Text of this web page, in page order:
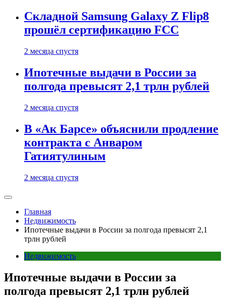
Складной Samsung Galaxy Z Flip8
прошёл сертификацию FCC
2 месяца спустя
Ипотечные выдачи в России за
полгода превысят 2,1 трлн рублей
2 месяца спустя
В «Ак Барсе» объяснили продление
контракта с Анваром
Гатиятулиным
2 месяца спустя
Главная
Недвижимость
Ипотечные выдачи в России за полгода превысят 2,1
трлн рублей
Недвижимость
Ипотечные выдачи в России за
полгода превысят 2,1 трлн рублей